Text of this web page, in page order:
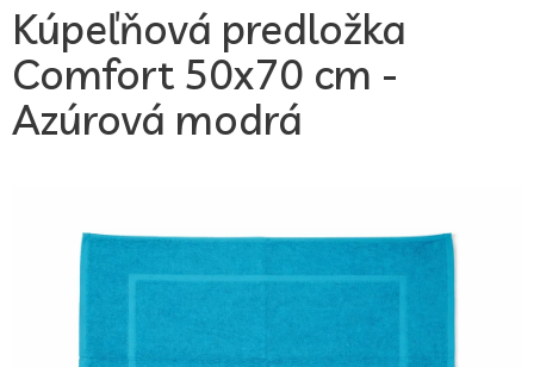
Kúpeľňová predložka
Comfort 50x70 cm -
Azúrová modrá